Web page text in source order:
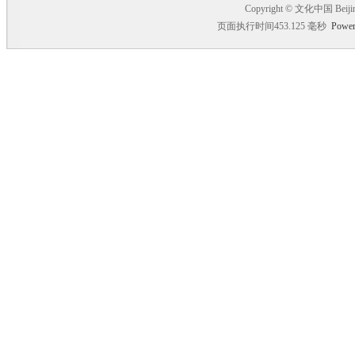
Copyright © 文化中国
页面执行时间453.125 毫秒